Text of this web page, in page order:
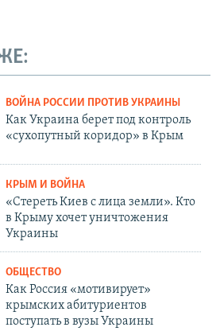
ВОЙНА РОССИИ ПРОТИВ УКРАИНЫ
Как Украина берет под контроль
«сухопутный коридор» в Крым
КРЫМ И ВОЙНА
«Стереть Киев с лица земли». Кто
в Крыму хочет уничтожения
Украины
ОБЩЕСТВО
Как Россия «мотивирует»
крымских абитуриентов
поступать в вузы Украины